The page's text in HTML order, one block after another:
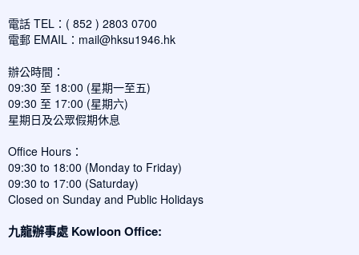
電話 TEL：( 852 ) 2803 0700
電郵 EMAIL： mail@hksu1946.hk
辦公時間：
09:30 至 18:00 (星期一至五)
09:30 至 17:00 (星期六)
星期日及公眾假期休息
Office Hours：
09:30 to 18:00 (Monday to Friday)
09:30 to 17:00 (Saturday)
Closed on Sunday and Public Holidays
九龍辦事處 Kowloon Office: